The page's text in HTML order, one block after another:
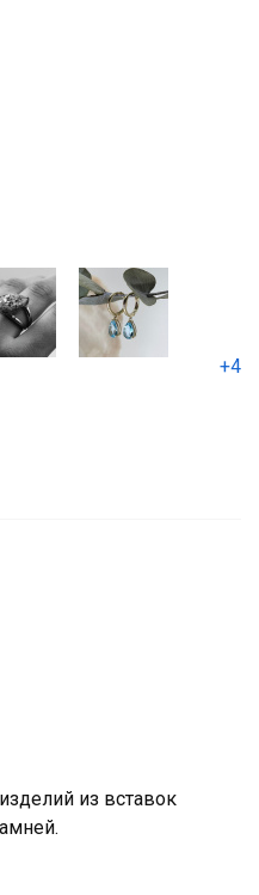
+4
из вставок